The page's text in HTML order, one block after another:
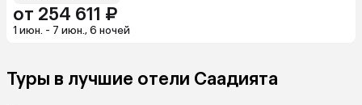
от 254 611 ₽
1 июн. - 7 июн., 6 ночей
Туры в лучшие отели Саадията